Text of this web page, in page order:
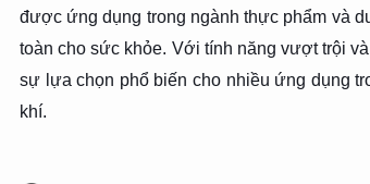
được ứng dụng trong ngành thực phẩm và
toàn cho sức khỏe. Với tính năng vượt trội
sự lựa chọn phổ biến cho nhiều ứng dụng
khí.